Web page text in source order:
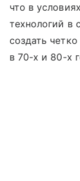
что в
технологий в
создать
в 70-х и 80-х